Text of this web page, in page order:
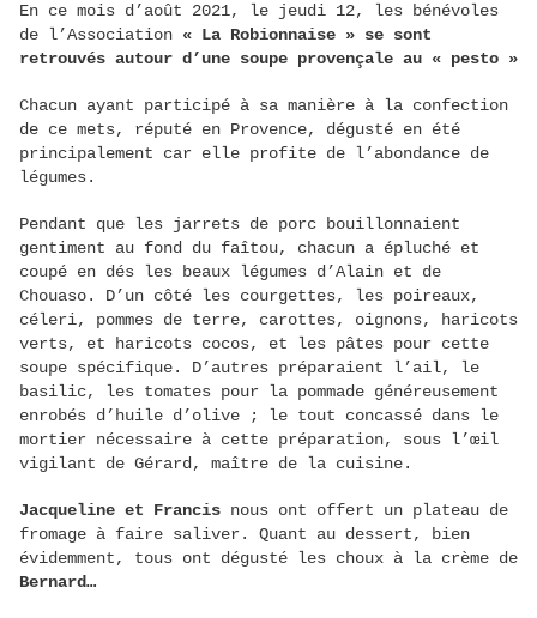
En ce mois d’août 2021, le jeudi 12, les bénévoles
de l’Association « La Robionnaise » se sont
retrouvés autour d’une soupe provençale au « pesto »
Chacun ayant participé à sa manière à la confection
de ce mets, réputé en Provence, dégusté en été
principalement car elle profite de l’abondance de
légumes.
Pendant que les jarrets de porc bouillonnaient
gentiment au fond du faîtou, chacun a épluché et
coupé en dés les beaux légumes d’Alain et de
Chouaso. D’un côté les courgettes, les poireaux,
céleri, pommes de terre, carottes, oignons, haricots
verts, et haricots cocos, et les pâtes pour cette
soupe spécifique. D’autres préparaient l’ail, le
basilic, les tomates pour la pommade généreusement
enrobés d’huile d’olive ; le tout concassé dans le
mortier nécessaire à cette préparation, sous l’œil
vigilant de Gérard, maître de la cuisine.
Jacqueline et Francis nous ont offert un plateau de
fromage à faire saliver. Quant au dessert, bien
évidemment, tous ont dégusté les choux à la crème de
Bernard…